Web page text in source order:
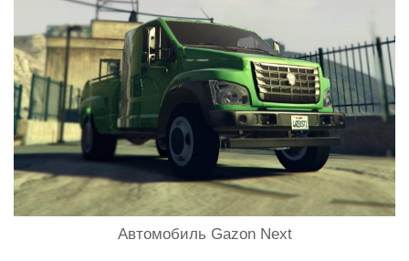
Автомобиль Gazon Next